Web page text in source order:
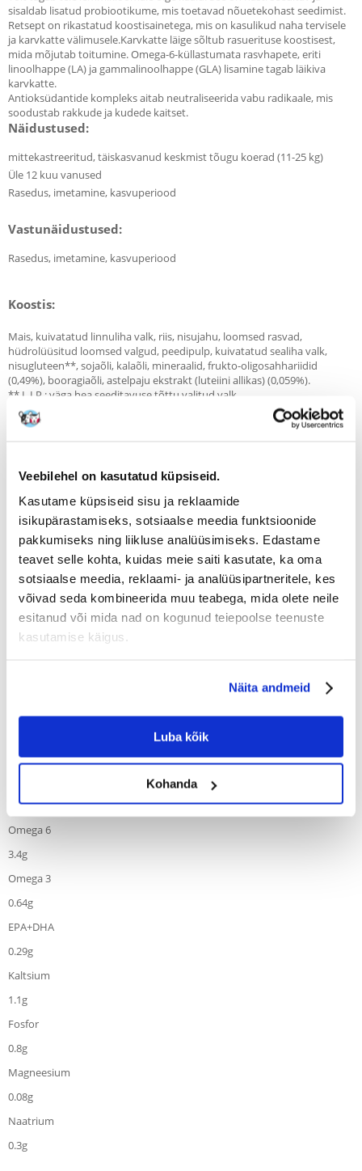
Veebilehel on kasutatud küpsiseid.
Kasutame küpsiseid sisu ja reklaamide
isikupärastamiseks, sotsiaalse meedia funktsioonide
pakkumiseks ning liikluse analüüsimiseks. Edastame
teavet selle kohta, kuidas meie saiti kasutate, ka oma
sotsiaalse meedia, reklaami- ja analüüsipartneritele, kes
võivad seda kombineerida muu teabega, mida olete neile
esitanud või mida nad on kogunud teiepoolse teenuste
kasutamise käigus.
Näita andmeid
Luba kõik
Kohanda
sisaldab lisatud probiootikume, mis toetavad nõuetekohast seedimist.
Retsept on rikastatud koostisainetega, mis on kasulikud naha tervisele
ja karvkatte välimusele.Karvkatte läige sõltub rasuerituse koostisest,
mida mõjutab toitumine. Omega-6-küllastumata rasvhapete, eriti
linoolhappe (LA) ja gammalinoolhappe (GLA) lisamine tagab läikiva
karvkatte.
Antioksüdantide kompleks aitab neutraliseerida vabu radikaale, mis
soodustab rakkude ja kudede kaitset.
Näidustused:
mittekastreeritud, täiskasvanud keskmist tõugu koerad (11-25 kg)
Üle 12 kuu vanused
Rasedus, imetamine, kasvuperiood
Vastunäidustused:
Rasedus, imetamine, kasvuperiood
Koostis:
Mais, kuivatatud linnuliha valk, riis, nisujahu, loomsed rasvad,
hüdrolüüsitud loomsed valgud, peedipulp, kuivatatud sealiha valk,
nisugluteen**, sojaõli, kalaõli, mineraalid, frukto-oligosahhariidid
(0,49%), booragiaõli, astelpaju ekstrakt (luteiini allikas) (0,059%).
** L.I.P.: väga hea seeditavuse tõttu valitud valk.
Toidulisandid: A-vitamiin: 17500IU, D3-vitamiin: 1000IU, E1 (raud): 48mg,
(seleen): 0,08 mg. Konservandid - Antioksüdandid.
Koostise analüüs (100 g toidu kohta):
Valk
Fat
6.7g
1.4g
Omega 6
3.4g
Omega 3
0.64g
EPA+DHA
0.29g
Kaltsium
1.1g
Fosfor
0.8g
Magneesium
0.08g
Naatrium
0.3g